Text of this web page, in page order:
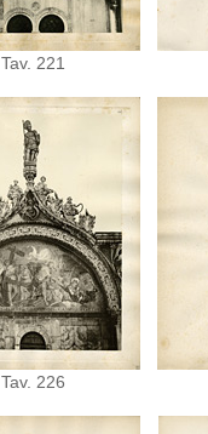
Tav. 221
Tav. 226